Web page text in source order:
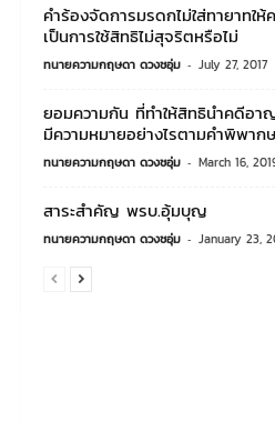
คำร้องจัดการมรดกไม่ใส่ทายาทใ
เป็นการใช้สิทธิไม่สุจริตหรือไม่
ทนายความกฤษดา ดวงชอุ่ม - July 27, 2017
ยอมความกัน ที่ทำให้สิทธินำคดีอา
มีความหมายอย่างไรตามคำพิพาก
ทนายความกฤษดา ดวงชอุ่ม - March 16,
สาระสำคัญ พรบ.อุ้มบุญ
ทนายความกฤษดา ดวงชอุ่ม - January 23,